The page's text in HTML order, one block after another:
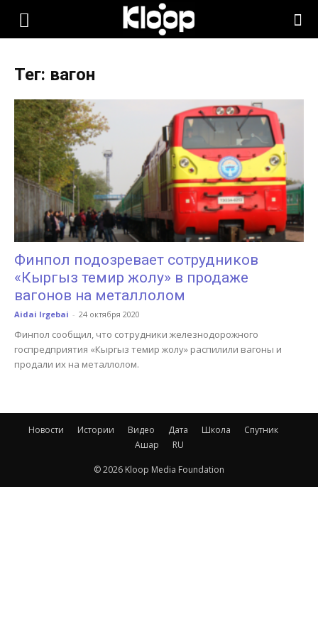
KLOOP.KG
Новости
Кыргызстана
Тег: вагон
Финпол подозревает сотрудников
«Кыргыз темир жолу» в продаже
вагонов на металлолом
Aidai Irgebai - 24 октября 2020
Финпол сообщил, что сотрудники железнодорожного
госпредприятия «Кыргыз темир жолу» распилили вагоны и
продали их на металлолом.
Новости Истории Видео Дата Школа
Спутник
Ашар
RU
© 2026 Kloop Media Foundation